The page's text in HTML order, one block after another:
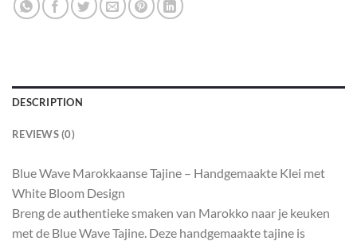
DESCRIPTION
REVIEWS (0)
Blue Wave Marokkaanse Tajine – Handgemaakte Klei met
White Bloom Design
Breng de authentieke smaken van Marokko naar je keuken
met de Blue Wave Tajine. Deze handgemaakte tajine is